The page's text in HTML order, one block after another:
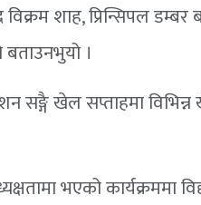
विक्रम शाह, प्रिन्सिपल
।
सङ्गै खेल सप्ताहमा
भएको कार्यक्रममा